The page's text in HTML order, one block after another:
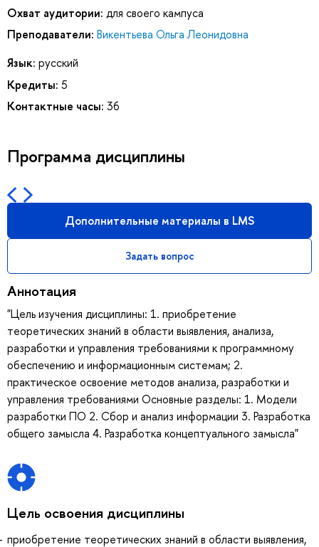
Охват аудитории: для своего кампуса
Преподаватели: Викентьева Ольга Леонидовна
Язык: русский
Кредиты: 5
Контактные часы: 36
Программа дисциплины
Дополнительные материалы в LMS
Задать вопрос
Аннотация
"Цель изучения дисциплины: 1. приобретение
теоретических знаний в области выявления, анализа,
разработки и управления требованиями к программному
обеспечению и информационным системам; 2.
практическое освоение методов анализа, разработки и
управления требованиями Основные разделы: 1. Модели
разработки ПО 2. Сбор и анализ информации 3. Разработка
общего замысла 4. Разработка концептуального замысла"
Цель освоения дисциплины
приобретение теоретических знаний в области выявления,